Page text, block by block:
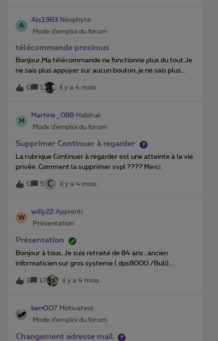
:u283697 ?J'ai déjà mis à jour mes informations
personnelles (numéro de client, etc.) dans la partie
"Ticket" de mon profil privé pour mon
identification.D'avance merci pour votre aide !
A
Als1983 Néophyte
Mode d’emploi du forum
télécommande proximus
Bonjour,Ma télécommande ne fonctionne plus du tout.Je
ne sais plus appuyer sur aucun bouton, je ne sais plus
aller dans le menu ou quoi que ce soit.Que puis-je faire?
Merci d'avance
0 1 il y a 4 mois
M
Martine_088 Habitué
Mode d’emploi du forum
Supprimer Continuer à regarder
La rubrique Continuer à regarder est une atteinte à la vie
privée. Comment la supprimer svpl ???? Merci
0 5 C il y a 4 mois
W
willy22 Apprenti
Présentation
Présentation
Bonjour à tous, Je suis retraité de 84 ans , ancien
informaticien sur gros systeme ( dps8000 /Bull)
spécialiste GCOS8, tp8,Tss,etc... Mais dépassé par un
smartphone. merci à tous ceux qui me viendrons en aide.
1 17 il y a 4 mois
benOO7 Motivateur
Mode d’emploi du forum
Changement adresse mail